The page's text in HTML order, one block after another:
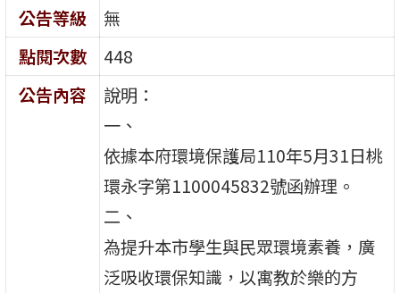
公告等級
無
點閱次數
448
公告內容
說明：
一、
依據本府環境保護局110年5月31日桃
環永字第1100045832號函辦理。
二、
為提升本市學生與民眾環境素養，廣
泛吸收環保知識，以寓教於樂的方